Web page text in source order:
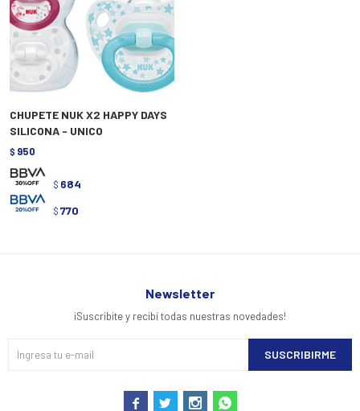
CHUPETE NUK X2 HAPPY DAYS
SILICONA - UNICO
$ 950
$ 684
$ 770
Newsletter
¡Suscribite y recibí todas nuestras novedades!
SUSCRIBIRME
   